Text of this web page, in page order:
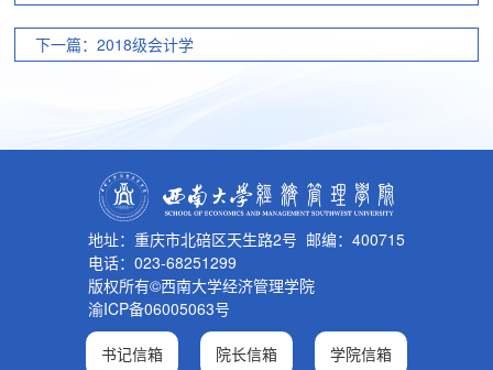
下一篇：2018级会计学
地址：重庆市北碚区天生路2号 邮编：400715
电话：023-68251299
版权所有©西南大学经济管理学院
渝ICP备06005063号
书记信箱 院长信箱 学院信箱